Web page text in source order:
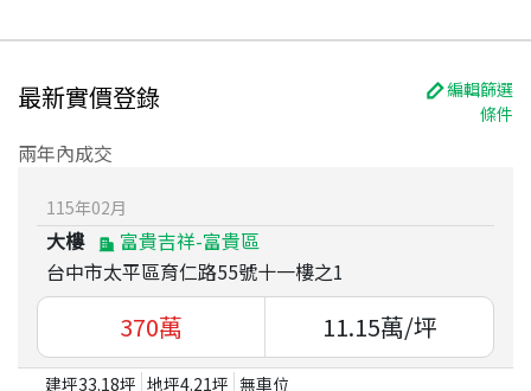
最新實價登錄
編輯篩選
條件
兩年內成交
115年02月
大樓
富貴吉祥-富貴區
台中市太平區育仁路55號十一樓之1
370萬 11.15萬/坪
建坪33.18坪 地坪4.21坪 無車位